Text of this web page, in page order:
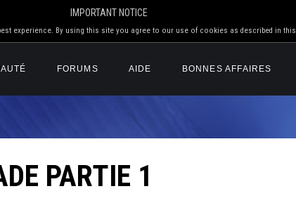
IMPORTANT NOTICE
experience. By using this site you agree to our use of cookies as described in this
FORUMS AIDE BONNES AFFAIRES
PARTIE 1